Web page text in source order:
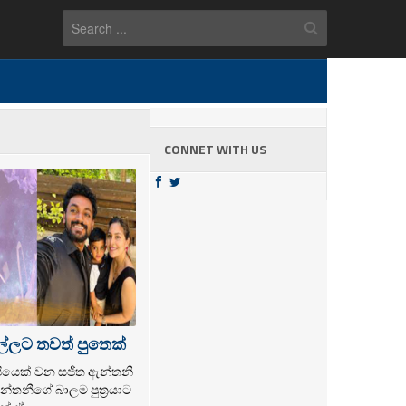
තවත් පුතෙක්
වන සජිත ඇන්තනී
බාලම පුත්‍රයාට
CONNET WITH US